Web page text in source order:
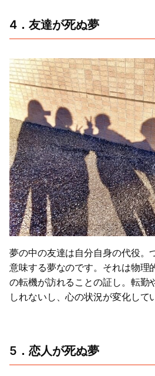
4．友達が死ぬ夢
夢の中の友達は自分自身の代役。
意味する夢なのです。それは物理
の転機が訪れることの証し。転勤
しれないし、心の状況が変化して
5．恋人が死ぬ夢